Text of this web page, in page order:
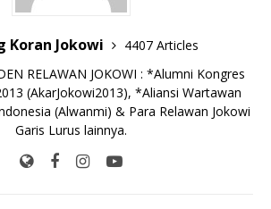
Koran Jokowi
4407 Articles
RELAWAN JOKOWI : *Alumni Kongres
(AkarJokowi2013), *Aliansi Wartawan
(Alwanmi) & Para Relawan Jokowi
Garis Lurus lainnya.